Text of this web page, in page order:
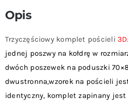
Opis
Trzyczęściowy komplet pościeli 3D.
jednej poszwy na kołdrę w
dwóch poszewek na poduszki
dwustronna,wzorek na pościeli
identyczny, komplet zapinany